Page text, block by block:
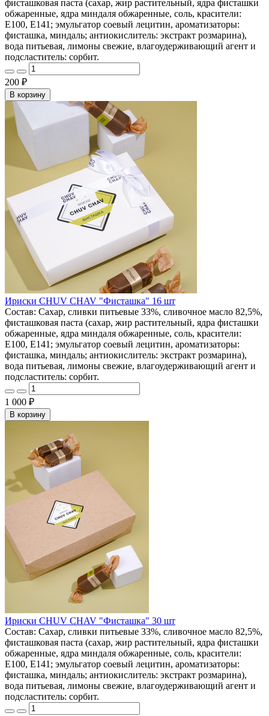
фисташковая паста (сахар, жир растительный, ядра фисташки
обжаренные, ядра миндаля обжаренные, соль, красители:
E100, E141; эмульгатор соевый лецитин, ароматизаторы:
фисташка, миндаль; антиокислитель: экстракт розмарина),
вода питьевая, лимоны свежие, влагоудерживающий агент и
подсластитель: сорбит.
200 ₽
В корзину
Ириски CHUV CHAV "Фисташка" 16 шт
Состав: Сахар, сливки питьевые 33%, сливочное масло 82,5%,
фисташковая паста (сахар, жир растительный, ядра фисташки
обжаренные, ядра миндаля обжаренные, соль, красители:
E100, E141; эмульгатор соевый лецитин, ароматизаторы:
фисташка, миндаль; антиокислитель: экстракт розмарина),
вода питьевая, лимоны свежие, влагоудерживающий агент и
подсластитель: сорбит.
1 000 ₽
В корзину
Ириски CHUV CHAV "Фисташка" 30 шт
Состав: Сахар, сливки питьевые 33%, сливочное масло 82,5%,
фисташковая паста (сахар, жир растительный, ядра фисташки
обжаренные, ядра миндаля обжаренные, соль, красители:
E100, E141; эмульгатор соевый лецитин, ароматизаторы:
фисташка, миндаль; антиокислитель: экстракт розмарина),
вода питьевая, лимоны свежие, влагоудерживающий агент и
подсластитель: сорбит.